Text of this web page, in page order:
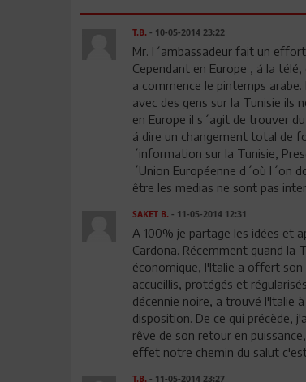
T.B.- 10-05-2014 23:22
Mr. l´ambassadeur fait un
Cependant en Europe , á la
a commence le pintemps
avec des gens sur la Tunisie ils
en Europe il s´agit de trouver
á dire un changement total de
´information sur la Tunisie,
´Union Européenne d´où l´on
être les medias ne sont pas
SAKET B.- 11-05-2014 12:31
A 100% je partage les idées et
Cardona. Récemment quand la
économique, l'Italie a offert
accueillis, protégés et
décennie noire, a trouvé l'Italie
disposition. De ce qui précède,
rêve de son retour en
effet notre chemin du salut
T.B.- 11-05-2014 23:27